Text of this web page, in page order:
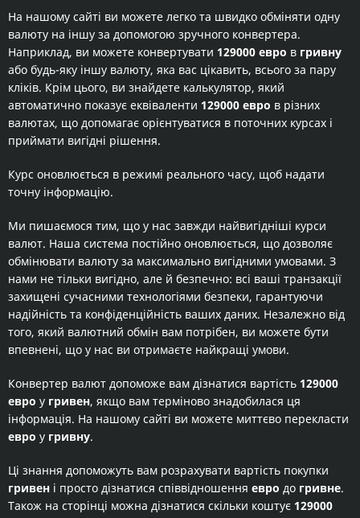
На нашому сайті ви можете легко та швидко обміняти одну
валюту на іншу за допомогою зручного конвертера.
Наприклад, ви можете конвертувати 129000 евро в гривну
або будь-яку іншу валюту, яка вас цікавить, всього за пару
кліків. Крім цього, ви знайдете калькулятор, який
автоматично показує еквіваленти 129000 евро в різних
валютах, що допомагає орієнтуватися в поточних курсах і
приймати вигідні рішення.
Курс оновлюється в режимі реального часу, щоб надати
точну інформацію.
Ми пишаємося тим, що у нас завжди найвигідніші курси
валют. Наша система постійно оновлюється, що дозволяє
обмінювати валюту за максимально вигідними умовами. З
нами не тільки вигідно, але й безпечно: всі ваші транзакції
захищені сучасними технологіями безпеки, гарантуючи
надійність та конфіденційність ваших даних. Незалежно від
того, який валютний обмін вам потрібен, ви можете бути
впевнені, що у нас ви отримаєте найкращі умови.
Конвертер валют допоможе вам дізнатися вартість 129000
евро у гривен, якщо вам терміново знадобилася ця
інформація. На нашому сайті ви можете миттєво перекласти
евро у гривну.
Ці знання допоможуть вам розрахувати вартість покупки
гривен і просто дізнатися співвідношення евро до гривне.
Також на сторінці можна дізнатися скільки коштує 129000